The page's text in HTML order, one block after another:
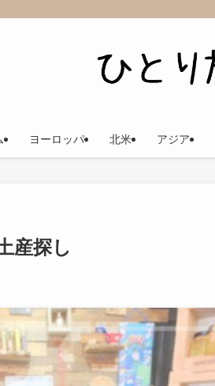
ヨーロッパ 北米 アジア
産探し